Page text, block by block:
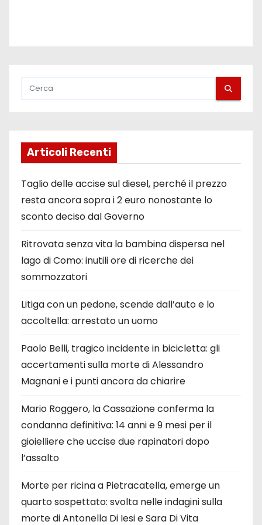
Articoli Recenti
Taglio delle accise sul diesel, perché il prezzo
resta ancora sopra i 2 euro nonostante lo
sconto deciso dal Governo
Ritrovata senza vita la bambina dispersa nel
lago di Como: inutili ore di ricerche dei
sommozzatori
Litiga con un pedone, scende dall’auto e lo
accoltella: arrestato un uomo
Paolo Belli, tragico incidente in bicicletta: gli
accertamenti sulla morte di Alessandro
Magnani e i punti ancora da chiarire
Mario Roggero, la Cassazione conferma la
condanna definitiva: 14 anni e 9 mesi per il
gioielliere che uccise due rapinatori dopo
l’assalto
Morte per ricina a Pietracatella, emerge un
quarto sospettato: svolta nelle indagini sulla
morte di Antonella Di Iesi e Sara Di Vita